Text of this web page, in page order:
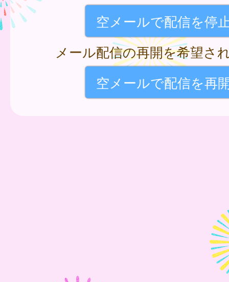
空メールで配信を停
メール配信の再開を希望さ
空メールで配信を再